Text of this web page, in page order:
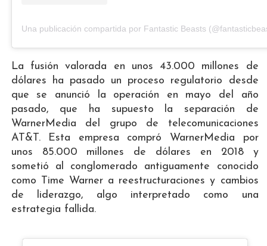
Una publicación compartida por Fantastic Beasts
La fusión valorada en unos 43.000 millones de
dólares ha pasado un proceso regulatorio desde
que se anunció la operación en mayo del año
pasado, que ha supuesto la separación de
WarnerMedia del grupo de telecomunicaciones
AT&T. Esta empresa compró WarnerMedia por
unos 85.000 millones de dólares en 2018 y
sometió al conglomerado antiguamente conocido
como Time Warner a reestructuraciones y cambios
de liderazgo, algo interpretado como una
estrategia fallida.